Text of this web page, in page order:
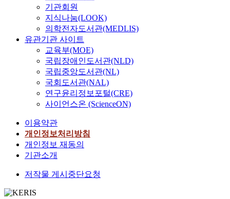
기관회원
지식나눔(LOOK)
의학전자도서관(MEDLIS)
유관기관 사이트
교육부(MOE)
국립장애인도서관(NLD)
국립중앙도서관(NL)
국회도서관(NAL)
연구윤리정보포털(CRE)
사이언스온 (ScienceON)
이용약관
개인정보처리방침
개인정보 재동의
기관소개
저작물 게시중단요청